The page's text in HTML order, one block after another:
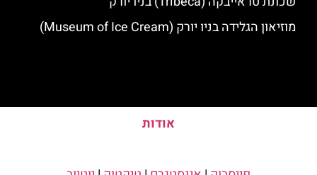
מוזיאון הגלידה בניו יורק (Museum of Ice Cream)
אודות